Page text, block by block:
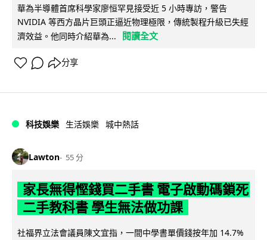
華為半導體首席科學家廖恒罕見接受近 5 小時專訪，警告
NVIDIA 等西方晶片巨頭正逼近物理極限，傳統製程升級已失經
濟效益。他同時介紹華為...
閱讀全文
分享
科技娛樂 生活娛樂 城中熱話
Lawton 55 分
家長無得慳錢買二手書 電子啟動碼鎖死
二手教科書 學生無法做功課
社福界立法會議員陳文宜指，一間中學書單價錢按年加 14.7%